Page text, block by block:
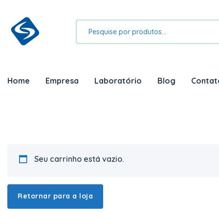
Home Empresa Laboratório Blog
Seu carrinho está vazio.
Retornar para a loja